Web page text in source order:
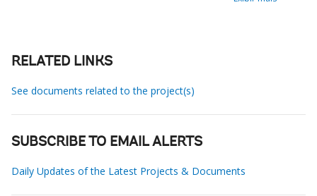
RELATED LINKS
See documents related to the project(s)
SUBSCRIBE TO EMAIL ALERTS
Daily Updates of the Latest Projects & Documents